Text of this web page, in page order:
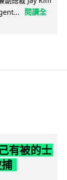
閱讀全
有被的士